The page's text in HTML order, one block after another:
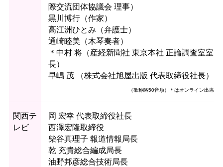
際交流団体協議会 理事）
黒川博行（作家）
高江洲ひとみ（弁護士）
通崎睦美（木琴奏者）
＊中村 将（産経新聞社 東京本社 正論調査室室
長）
早嶋 茂 （株式会社旭屋出版 代表取締役社長）
（敬称略50音順）＊はオンライン出席
関西テ
レビ
岡 宏幸 代表取締役社長
西澤宏隆取締役
柴谷真理子 報道情報局長
乾 充貴総合編成局長
油野邦彦総合技術局長